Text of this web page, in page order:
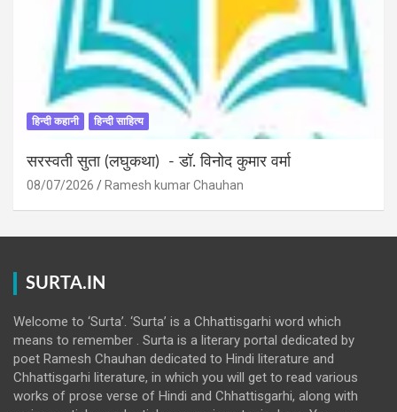
हिन्दी कहानी हिन्दी साहित्य
सरस्वती सुता (लघुकथा) ​- डॉ. विनोद कुमार वर्मा
08/07/2026 Ramesh kumar Chauhan
SURTA.IN
Welcome to ‘Surta’. ‘Surta’ is a Chhattisgarhi word which
means to remember . Surta is a literary portal dedicated by
poet Ramesh Chauhan dedicated to Hindi literature and
Chhattisgarhi literature, in which you will get to read various
works of prose verse of Hindi and Chhattisgarhi, along with